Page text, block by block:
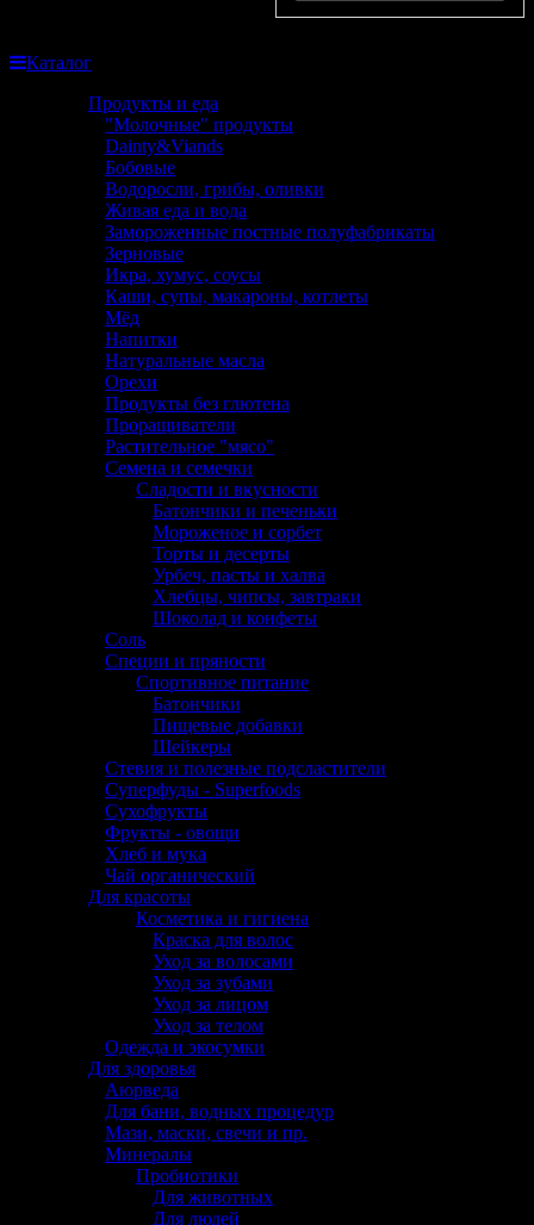
Каталог
Продукты и еда
"Молочные" продукты
Dainty&Viands
Бобовые
Водоросли, грибы, оливки
Живая еда и вода
Замороженные постные полуфабрикаты
Зерновые
Икра, хумус, соусы
Каши, супы, макароны, котлеты
Мёд
Напитки
Натуральные масла
Орехи
Продукты без глютена
Проращиватели
Растительное "мясо"
Семена и семечки
Сладости и вкусности
Батончики и печеньки
Мороженое и сорбет
Торты и десерты
Урбеч, пасты и халва
Хлебцы, чипсы, завтраки
Шоколад и конфеты
Соль
Специи и пряности
Спортивное питание
Батончики
Пищевые добавки
Шейкеры
Стевия и полезные подсластители
Суперфуды - Superfoods
Сухофрукты
Фрукты - овощи
Хлеб и мука
Чай органический
Для красоты
Косметика и гигиена
Краска для волос
Уход за волосами
Уход за зубами
Уход за лицом
Уход за телом
Одежда и экосумки
Для здоровья
Аюрведа
Для бани, водных процедур
Мази, маски, свечи и пр.
Минералы
Пробиотики
Для животных
Для людей